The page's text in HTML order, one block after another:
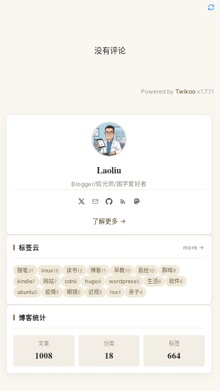
没有评论
Powered by Twikoo v1.7.11
Laoliu
Blogger/验光师/国学爱好者
了解更多 →
标签云 more →
随笔31 linux16 读书12 博客11 早教10 易经10 群晖9
kindle7 网站7 cdn6 hugo6 wordpress6 生活6 软件6
ubuntu5 疫情5 眼镜5 近视5 rss4 亲子4
博客统计
文章
1008
分类
18
标签
664